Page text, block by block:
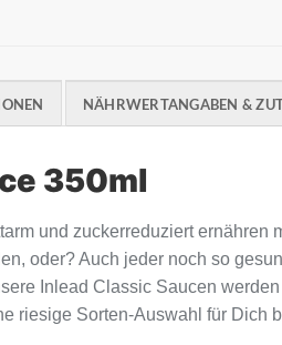
NÄHRWERTANGABEN &
350ml
und zuckerreduziert
oder? Auch jeder noch so
Inlead Classic Saucen
riesige Sorten-Auswahl für